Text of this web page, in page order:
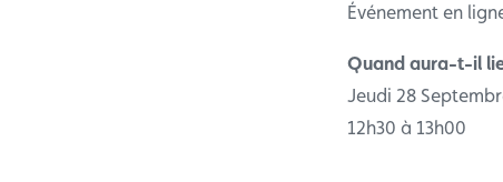
Événement en
Quand aura-t-il
Jeudi 28
12h30 à 13h00